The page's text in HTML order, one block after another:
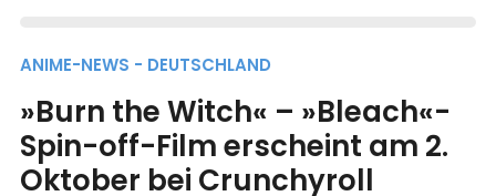
ANIME-NEWS - DEUTSCHLAND
»Burn the Witch« – »Bleach«-
Spin-off-Film erscheint am 2.
Oktober bei Crunchyroll